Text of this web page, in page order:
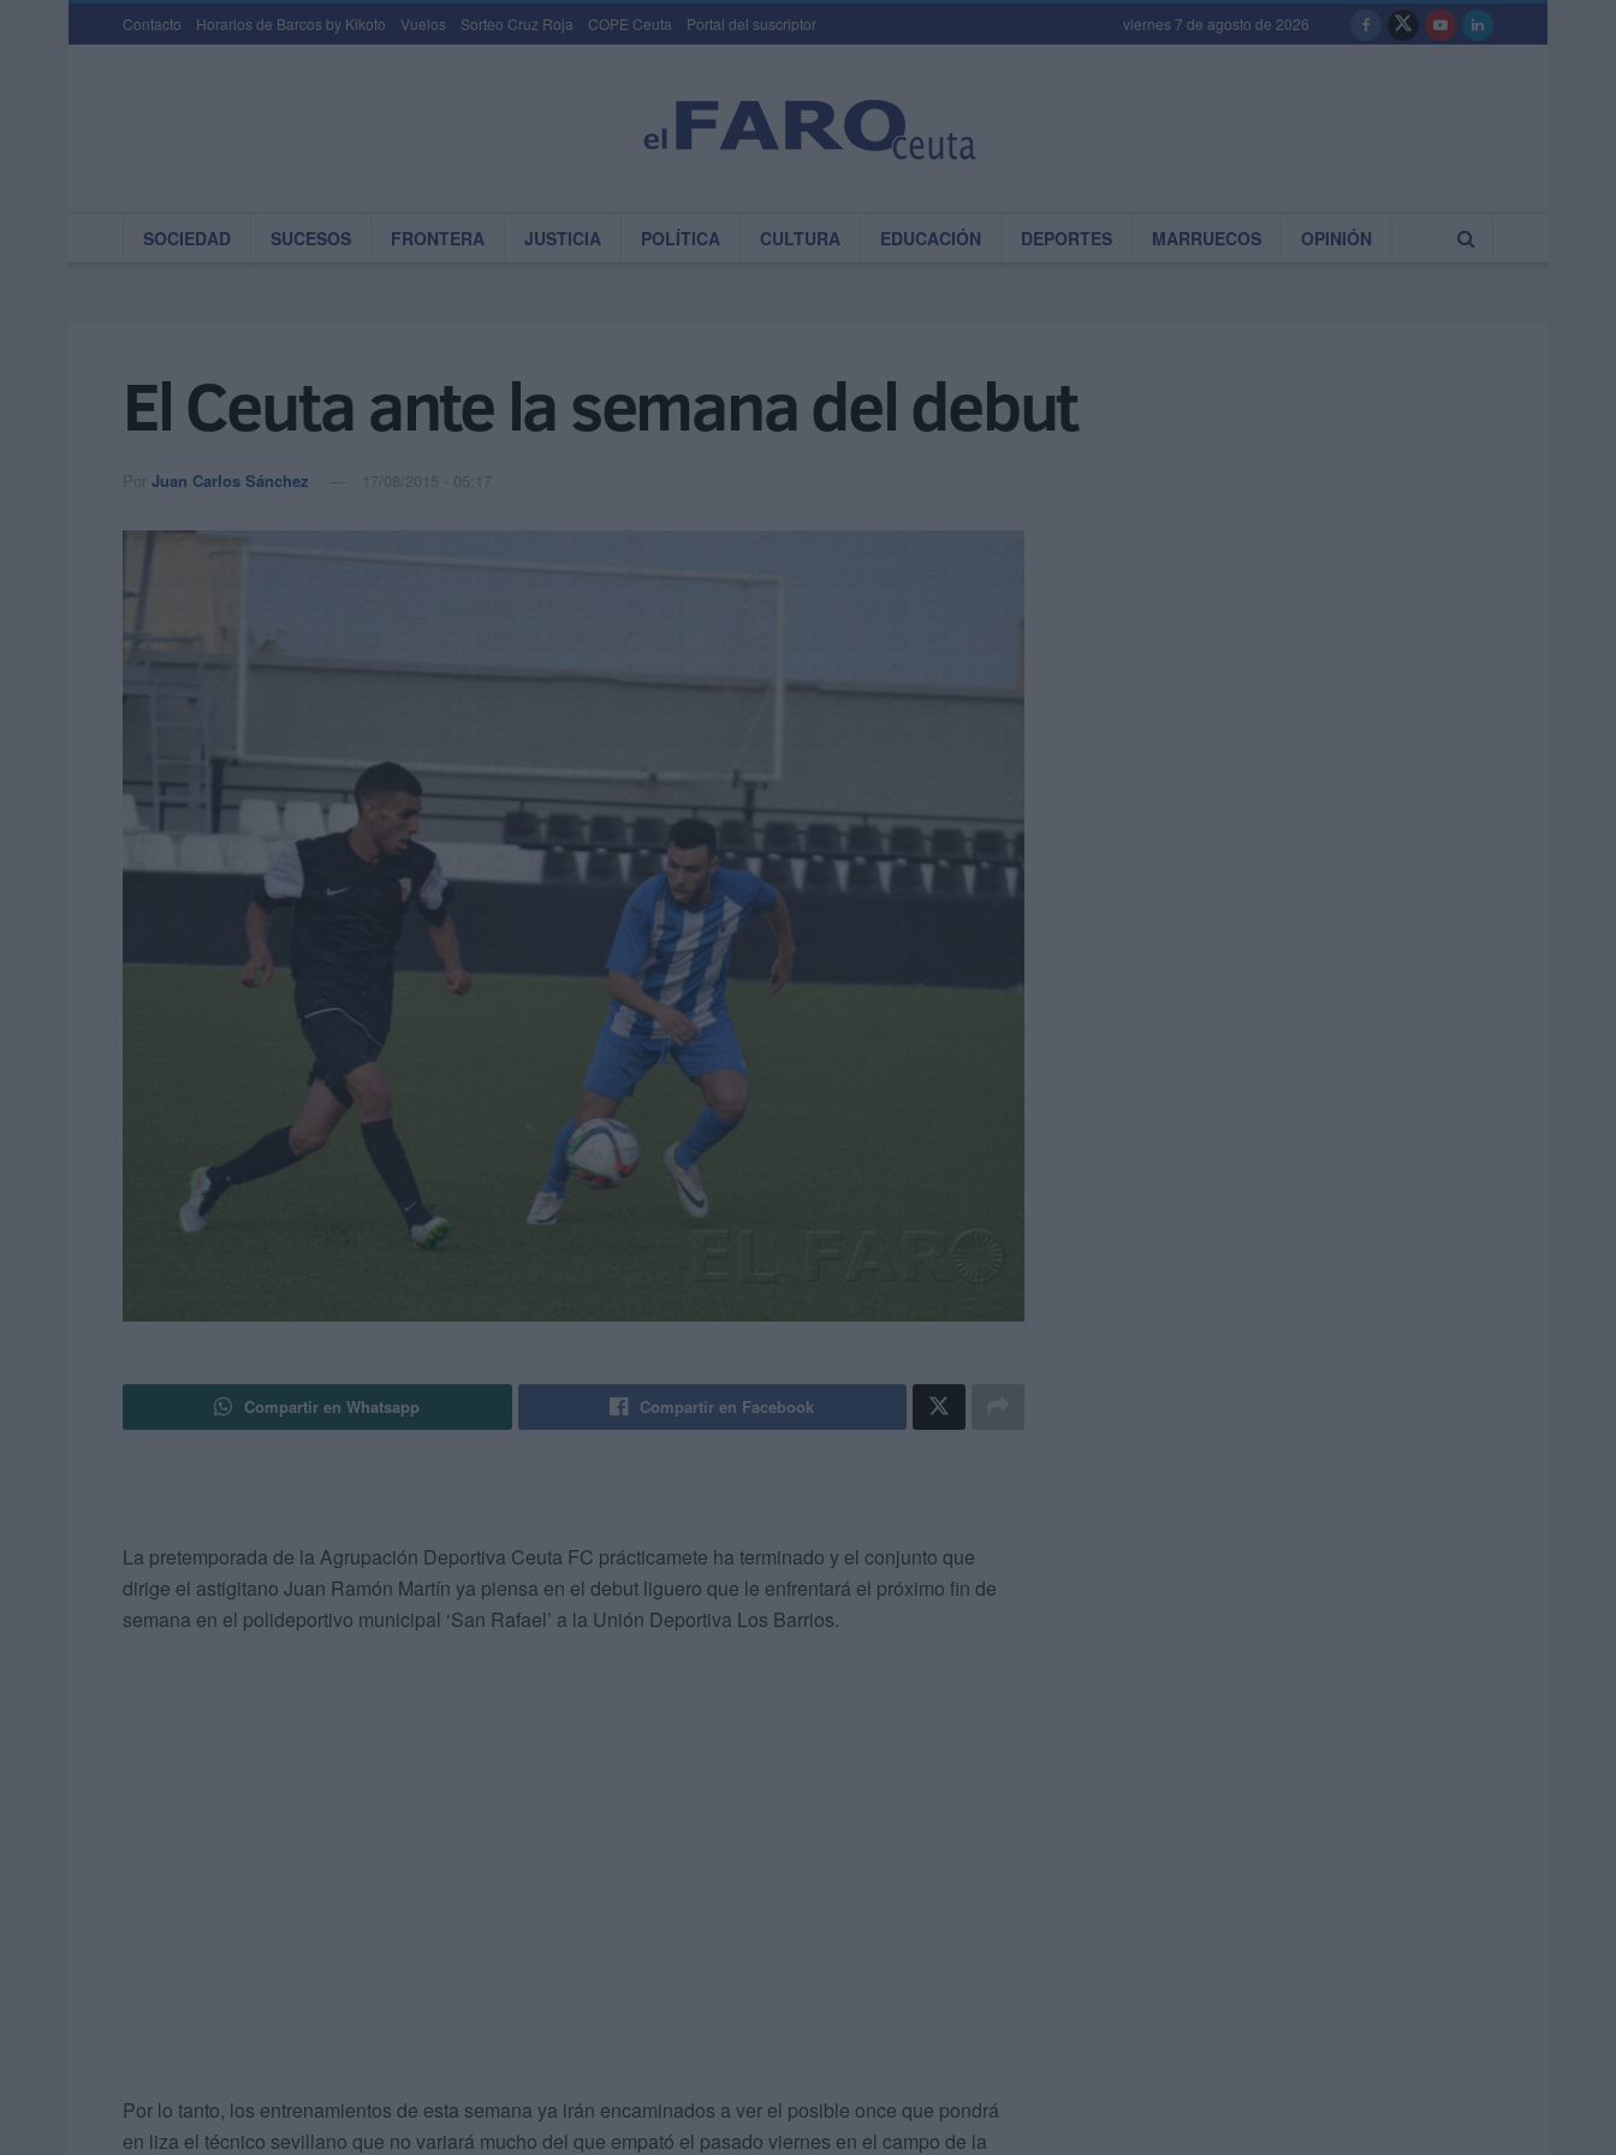
Contacto Horarios de Barcos by Kikoto Vuelos Sorteo Cruz Roja COPE Ceuta Portal del suscriptor viernes 7 de agosto de 2026
SOCIEDAD SUCESOS FRONTERA JUSTICIA POLÍTICA CULTURA EDUCACIÓN DEPORTES MARRUECOS OPINIÓN
El Ceuta ante la semana del debut
Por Juan Carlos Sánchez 17/08/2015 - 05:17
Compartir en Whatsapp Compartir en Facebook
La pretemporada de la Agrupación Deportiva Ceuta FC prácticamete ha terminado y el conjunto que
dirige el astigitano Juan Ramón Martín ya piensa en el debut liguero que le enfrentará el próximo fin de
semana en el polideportivo municipal ‘San Rafael’ a la Unión Deportiva Los Barrios.
Por lo tanto, los entrenamientos de esta semana ya irán encaminados a ver el posible once que pondrá
en liza el técnico sevillano que no variará mucho del que empató el pasado viernes en el campo de la